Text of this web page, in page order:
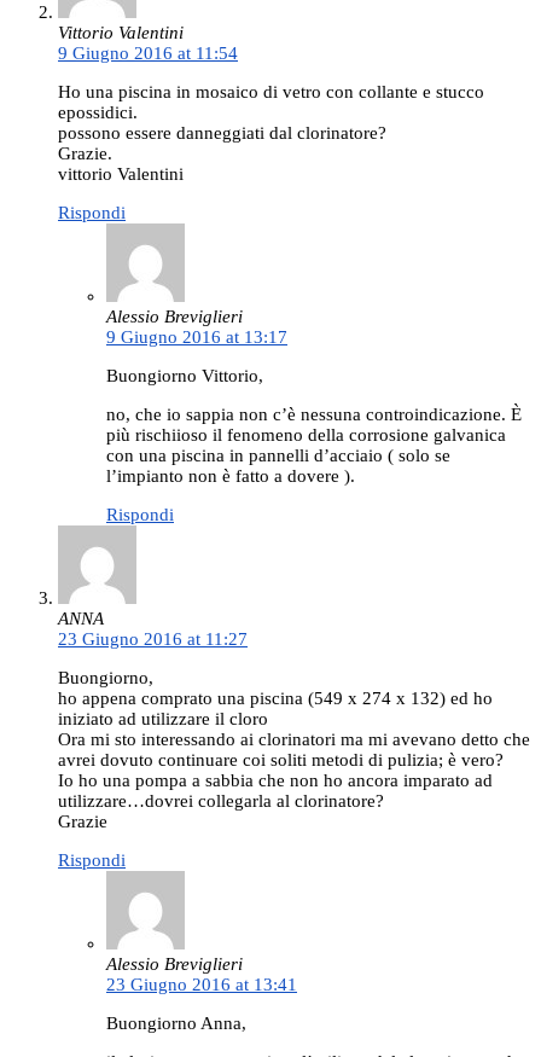
Vittorio Valentini
9 Giugno 2016 at 11:54
Ho una piscina in mosaico di vetro con collante e stucco
epossidici.
possono essere danneggiati dal clorinatore?
Grazie.
vittorio Valentini
Rispondi
Alessio Breviglieri
9 Giugno 2016 at 13:17
Buongiorno Vittorio,
no, che io sappia non c’è nessuna controindicazione. È
più rischiioso il fenomeno della corrosione galvanica
con una piscina in pannelli d’acciaio ( solo se
l’impianto non è fatto a dovere ).
Rispondi
ANNA
23 Giugno 2016 at 11:27
Buongiorno,
ho appena comprato una piscina (549 x 274 x 132) ed ho
iniziato ad utilizzare il cloro
Ora mi sto interessando ai clorinatori ma mi avevano detto che
avrei dovuto continuare coi soliti metodi di pulizia; è vero?
Io ho una pompa a sabbia che non ho ancora imparato ad
utilizzare…dovrei collegarla al clorinatore?
Grazie
Rispondi
Alessio Breviglieri
23 Giugno 2016 at 13:41
Buongiorno Anna,